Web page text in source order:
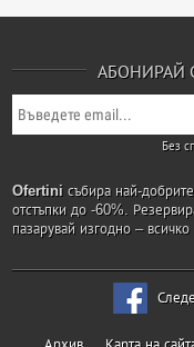
АБОНИРАЙ
Без
Ofertini събира най-
отстъпки до -60%.
пазарувай изгодно –